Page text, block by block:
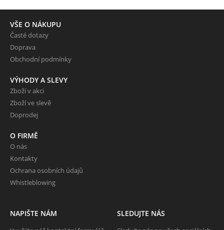
VŠE O NÁKUPU
Časté dotazy
Doprava
Obchodní podmínky
VÝHODY A SLEVY
Zboží v akci
Zboží ve slevě
Doprodej
O FIRMĚ
O nás
Kontakty
Ochrana osobních údajů
Whistleblowing
NAPIŠTE NÁM SLEDUJTE NÁS